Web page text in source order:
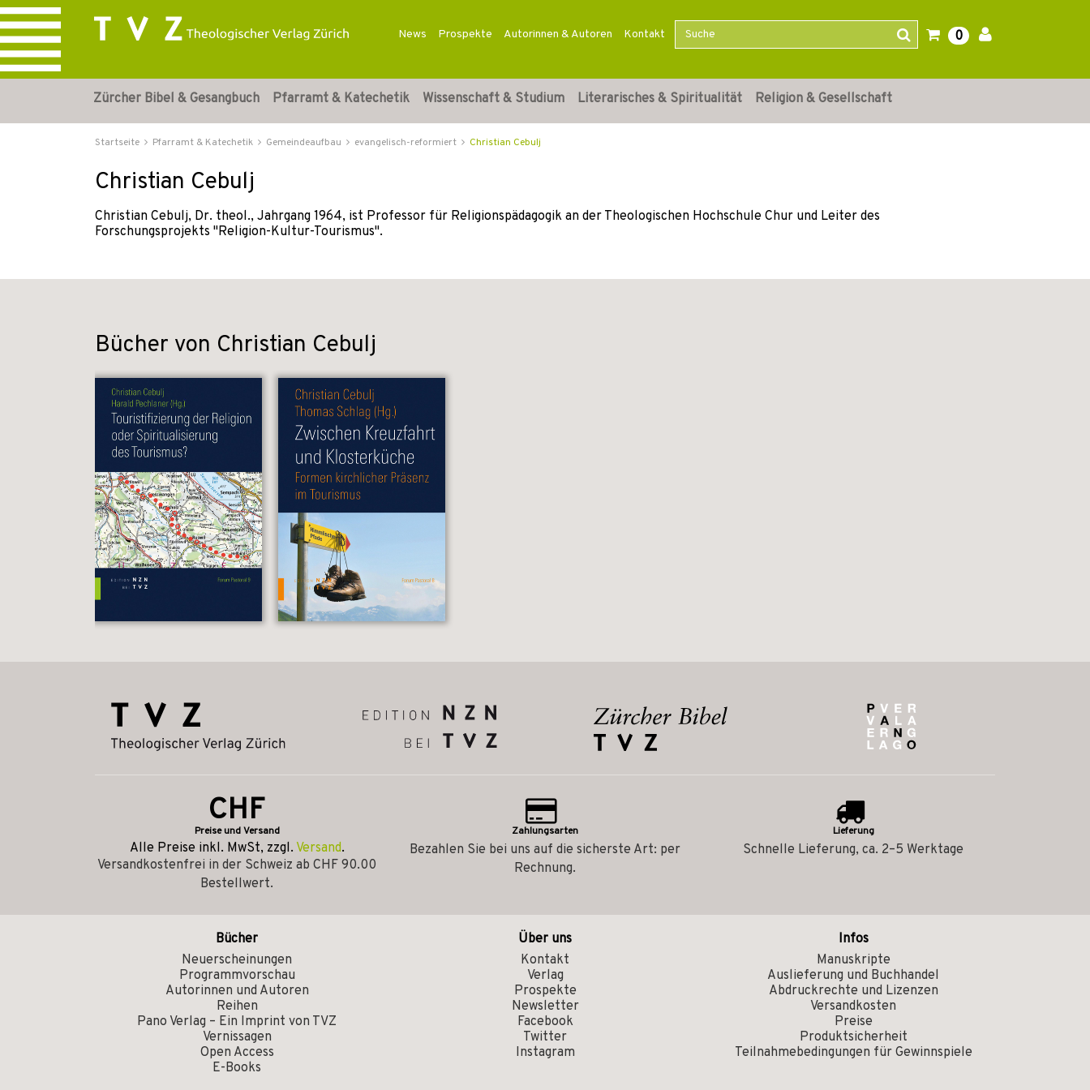
News Prospekte Autorinnen & Autoren Kontakt 0
Zürcher Bibel & Gesangbuch Pfarramt & Katechetik Wissenschaft & Studium Literarisches & Spiritualität Religion & Gesellschaft
Startseite Pfarramt & Katechetik Gemeindeaufbau evangelisch-reformiert Christian Cebulj
Christian Cebulj
Christian Cebulj, Dr. theol., Jahrgang 1964, ist Professor für Religionspädagogik an der Theologischen Hochschule Chur und Leiter des
Forschungsprojekts "Religion-Kultur-Tourismus".
Bücher von Christian Cebulj
CHF
Preise und Versand
Alle Preise inkl. MwSt, zzgl. Versand.
Versandkostenfrei in der Schweiz ab CHF 90.00
Bestellwert.
Zahlungsarten
Bezahlen Sie bei uns auf die sicherste Art: per
Rechnung.
Lieferung
Schnelle Lieferung, ca. 2–5 Werktage
Bücher
Neuerscheinungen
Programmvorschau
Autorinnen und Autoren
Reihen
Pano Verlag – Ein Imprint von TVZ
Vernissagen
Open Access
E-Books
Über uns
Kontakt
Verlag
Prospekte
Newsletter
Facebook
Twitter
Instagram
Infos
Manuskripte
Auslieferung und Buchhandel
Abdruckrechte und Lizenzen
Versandkosten
Preise
Produktsicherheit
Teilnahmebedingungen für Gewinnspiele